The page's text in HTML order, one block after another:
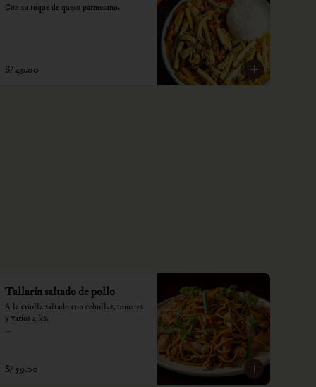
Con su toque de queso parmesano.
S/ 49.00
Tallarín saltado de pollo
A la criolla saltado con cebollas, tomates
y varios ajíes.
recargo al consumo.
S/ 59.00